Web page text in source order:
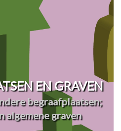
EN GRAVEN
begraafplaatsen;
algemene graven